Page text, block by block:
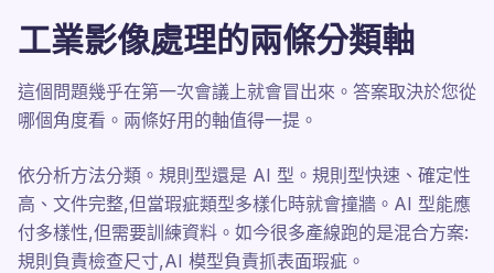
工業影像處理的兩條分類軸
這個問題幾乎在第一次會議上就會冒出來。答案取決於您從
哪個角度看。兩條好用的軸值得一提。
依分析方法分類。規則型還是 AI 型。規則型快速、確定性
高、文件完整,但當瑕疵類型多樣化時就會撞牆。AI 型能應
付多樣性,但需要訓練資料。如今很多產線跑的是混合方案:
規則負責檢查尺寸,AI 模型負責抓表面瑕疵。